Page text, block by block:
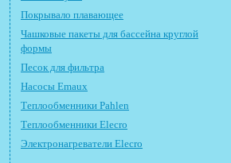
Покрывало плавающее
Чашковые пакеты для бассейна круглой
формы
Песок для фильтра
Насосы Emaux
Теплообменники Pahlen
Теплообменники Elecro
Электронагреватели Elecro